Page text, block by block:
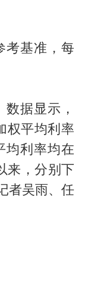
考基准，每
据显示，
权平均利率
均利率均在
来，分别下
者吴雨、任